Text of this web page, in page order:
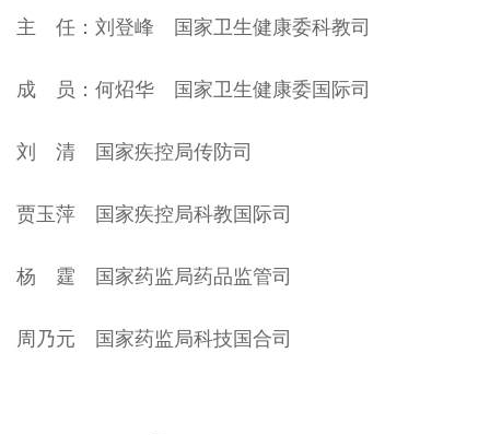
主 任：刘登峰 国家卫生健康委科教司
成 员：何炤华 国家卫生健康委国际司
刘 清 国家疾控局传防司
贾玉萍 国家疾控局科教国际司
杨 霆 国家药监局药品监管司
周乃元 国家药监局科技国合司